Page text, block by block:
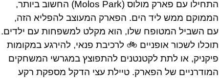
התחילו עם פארק מולוס (Molos Park) החשוב ביותר,
הממוקם ממש ליד הים. הפארק המעוצב להפליא הזה,
עם השביל המטופח שלו, הוא מקלט למשפחות עם ילדים.
תוכלו לשכור אופניים 🚲 לרכיבת פנאי, להירגע במקומות
פיקניק, או לתת לקטנטנים להתפוצץ במגרשי המשחקים
המודרניים של הפארק. טיילת עצי הדקל מספקת רקע